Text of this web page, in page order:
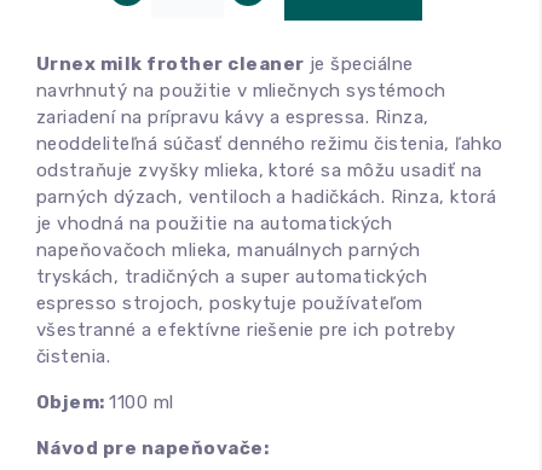
Urnex milk frother cleaner je špeciálne
navrhnutý na použitie v mliečnych systémoch
zariadení na prípravu kávy a espressa. Rinza,
neoddeliteľná súčasť denného režimu čistenia, ľahko
odstraňuje zvyšky mlieka, ktoré sa môžu usadiť na
parných dýzach, ventiloch a hadičkách. Rinza, ktorá
je vhodná na použitie na automatických
napeňovačoch mlieka, manuálnych parných
tryskách, tradičných a super automatických
espresso strojoch, poskytuje používateľom
všestranné a efektívne riešenie pre ich potreby
čistenia.
Objem:1100 ml
Návod pre napeňovače: